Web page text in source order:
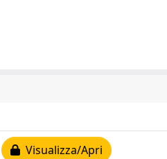
Visualizza/Apri